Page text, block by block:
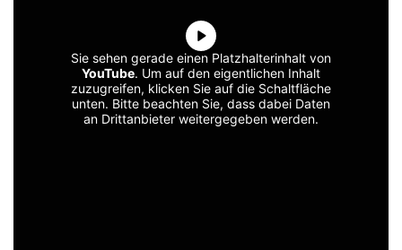
Sie sehen gerade einen Platzhalterinhalt von
YouTube. Um auf den eigentlichen Inhalt
zuzugreifen, klicken Sie auf die Schaltfläche
unten. Bitte beachten Sie, dass dabei Daten
an Drittanbieter weitergegeben werden.